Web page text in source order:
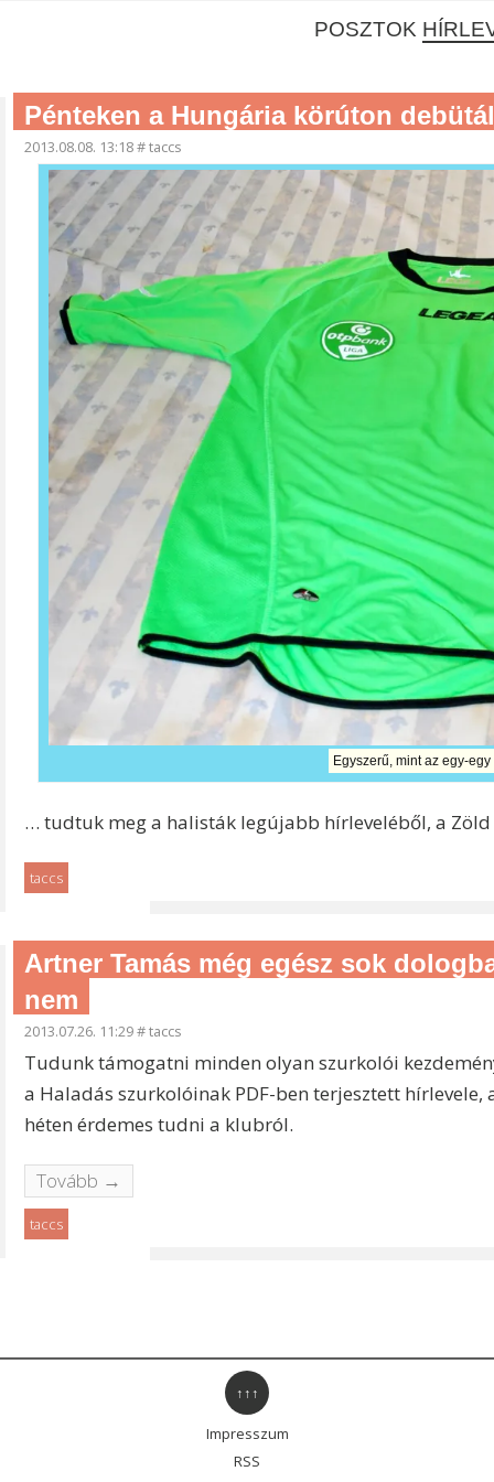
POSZTOK
Pénteken a Hungária körúton
2013.08.08. 13:18#taccs
Egyszerű, mint az egy-
… tudtuk meg a halisták legújabb hírleveléből, a
taccs
Artner Tamás még egész sok
nem
2013.07.26. 11:29#taccs
Tudunk támogatni minden olyan szurkolói
a Haladás szurkolóinak PDF-ben terjesztett
héten érdemes tudni a klubról.
Tovább →
taccs
↑↑↑
Impresszum
RSS